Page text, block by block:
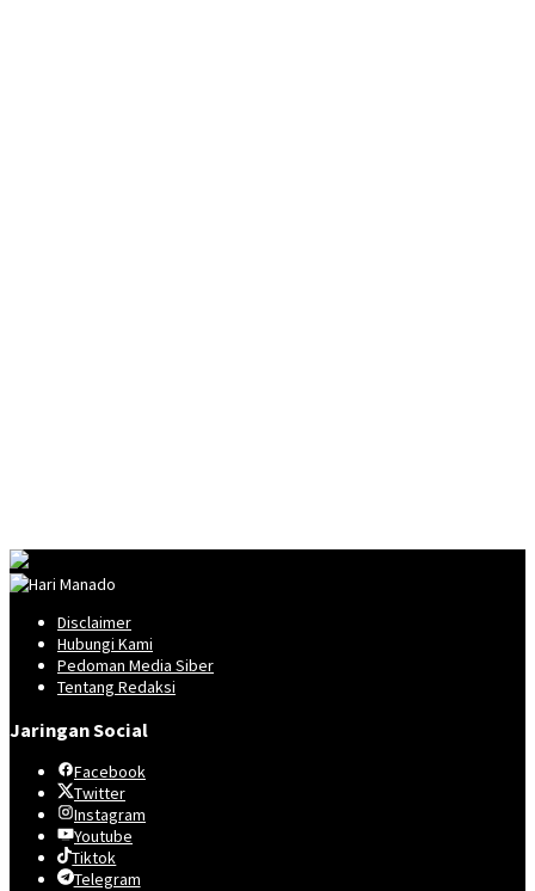
Disclaimer
Hubungi Kami
Pedoman Media Siber
Tentang Redaksi
Jaringan Social
Facebook
Twitter
Instagram
Youtube
Tiktok
Telegram